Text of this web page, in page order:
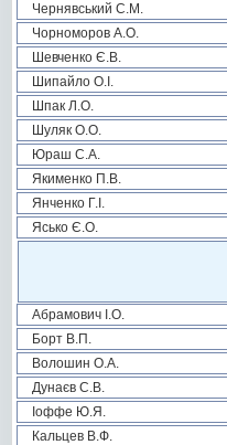
Чернявський С.М.
Чорноморов А.О.
Шевченко Є.В.
Шипайло О.І.
Шпак Л.О.
Шуляк О.О.
Юраш С.А.
Якименко П.В.
Янченко Г.І.
Ясько Є.О.
Абрамович І.О.
Борт В.П.
Волошин О.А.
Дунаєв С.В.
Іоффе Ю.Я.
Кальцев В.Ф.